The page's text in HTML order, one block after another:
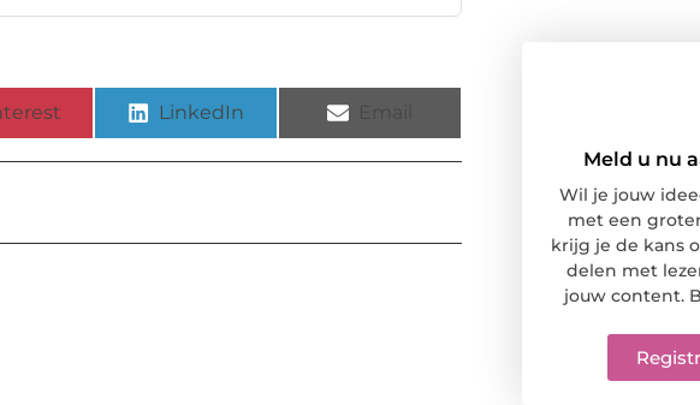
LinkedIn
Meld u nu
Wil je jouw
met een
krijg je de kans
delen met
jouw content.